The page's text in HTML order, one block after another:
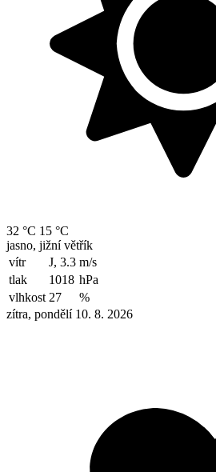
32 °C 15 °C
jasno, jižní větřík
vítr
J, 3.3 m/s
tlak
1018 hPa
vlhkost 27
%
zítra, pondělí 10. 8. 2026